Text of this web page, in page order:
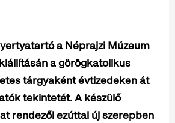
a Néprajzi Múzeum
a görögkatolikus
tárgyaként évtizedeken át
tekintetét. A készülő
rendezői ezúttal új szerepben